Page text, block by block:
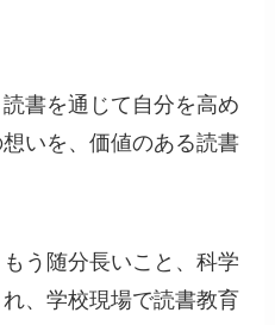
書を通じて自分を高め
いを、価値のある読書
う随分長いこと、科学
、学校現場で読書教育